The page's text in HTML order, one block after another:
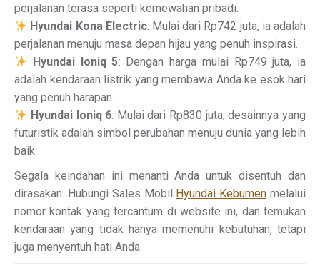
perjalanan terasa seperti kemewahan pribadi.
Hyundai Kona Electric: Mulai dari Rp742 juta, ia adalah
perjalanan menuju masa depan hijau yang penuh inspirasi.
Hyundai Ioniq 5: Dengan harga mulai Rp749 juta, ia
adalah kendaraan listrik yang membawa Anda ke esok hari
yang penuh harapan.
Hyundai Ioniq 6: Mulai dari Rp830 juta, desainnya yang
futuristik adalah simbol perubahan menuju dunia yang lebih
baik.
Segala keindahan ini menanti Anda untuk disentuh dan
dirasakan. Hubungi Sales Mobil Hyundai Kebumen melalui
nomor kontak yang tercantum di website ini, dan temukan
kendaraan yang tidak hanya memenuhi kebutuhan, tetapi
juga menyentuh hati Anda.